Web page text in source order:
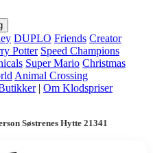
DUPLO Friends Creator
Potter Speed Champions
Super Mario Christmas
Animal Crossing
| Om Klodspriser
Søstrenes Hytte 21341